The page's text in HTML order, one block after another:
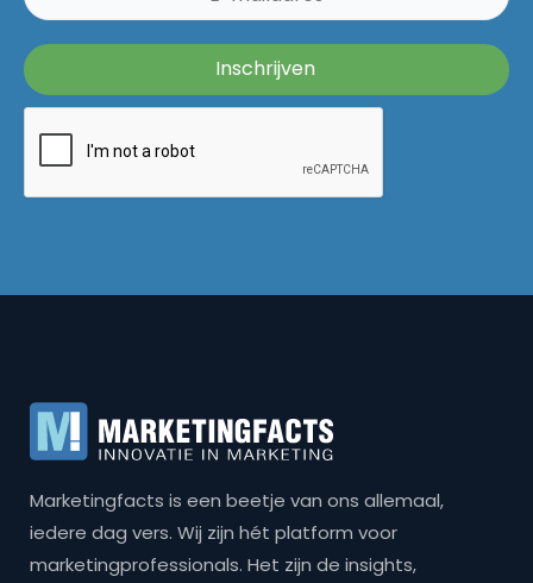
Marketingfacts is een beetje van ons allemaal,
iedere dag vers. Wij zijn hét platform voor
marketingprofessionals. Het zijn de insights,